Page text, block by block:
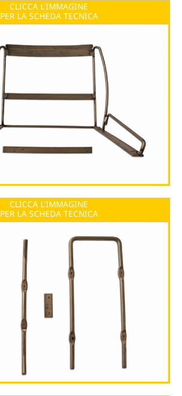
CLICCA L'IMMAGINE
PER LA SCHEDA TECNICA
CLICCA L'IMMAGINE
PER LA SCHEDA TECNICA